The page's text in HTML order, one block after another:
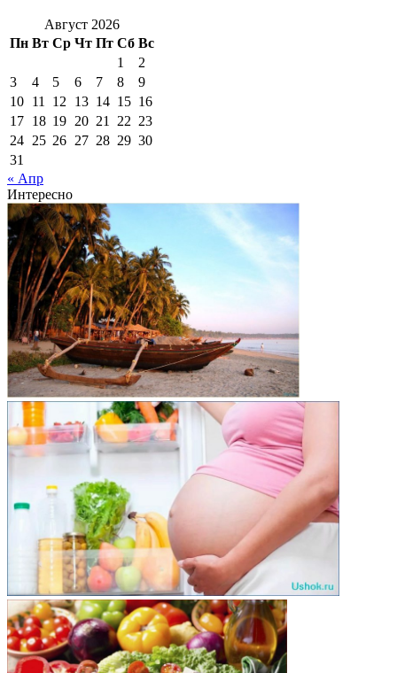
Август 2026
Пн Вт Ср Чт Пт Сб Вс
1
2
3
4 5 6 7 8
9
10 11 12 13 14 15 16
17 18 19 20 21 22 23
24 25 26 27 28 29 30
31
« Апр
Интересно